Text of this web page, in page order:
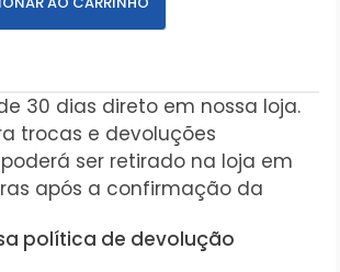
30 dias direto em nossa loja.
trocas e devoluções
ser retirado na loja em
após a confirmação da
política de devolução